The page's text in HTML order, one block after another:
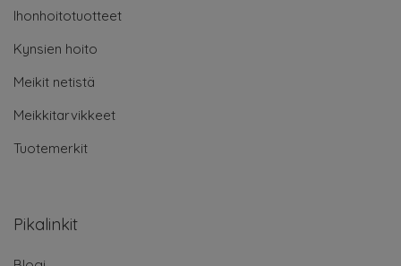
Ihonhoitotuotteet
Kynsien hoito
Meikit netistä
Meikkitarvikkeet
Tuotemerkit
Pikalinkit